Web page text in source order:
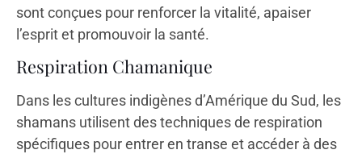
sont conçues pour renforcer la vitalité, apaiser
l’esprit et promouvoir la santé.
Respiration Chamanique
Dans les cultures indigènes d’Amérique du Sud, les
shamans utilisent des techniques de respiration
spécifiques pour entrer en transe et accéder à des